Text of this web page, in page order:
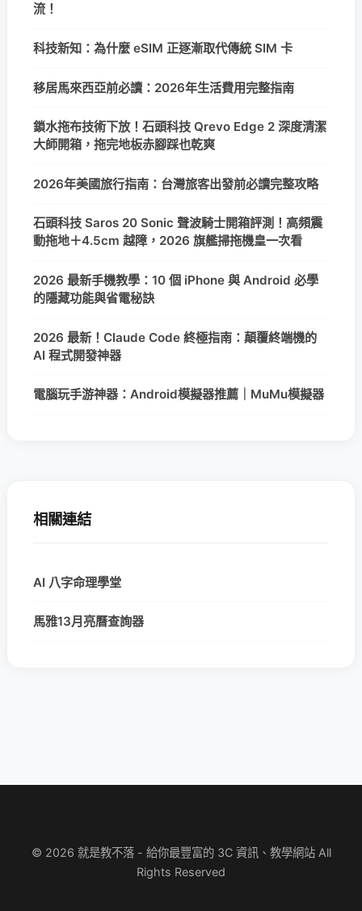
流！
科技新知：為什麼 eSIM 正逐漸取代傳統 SIM 卡
移居馬來西亞前必讀：2026年生活費用完整指南
鎖水拖布技術下放！石頭科技 Qrevo Edge 2 深度清潔
大師開箱，拖完地板赤腳踩也乾爽
2026年美國旅行指南：台灣旅客出發前必讀完整攻略
石頭科技 Saros 20 Sonic 聲波騎士開箱評測！高頻震
動拖地＋4.5cm 越障，2026 旗艦掃拖機皇一次看
2026 最新手機教學：10 個 iPhone 與 Android 必學
的隱藏功能與省電秘訣
2026 最新！Claude Code 終極指南：顛覆終端機的
AI 程式開發神器
電腦玩手游神器：Android模擬器推薦｜MuMu模擬器
相關連結
AI 八字命理學堂
馬雅13月亮曆查詢器
© 2026 就是教不落 - 給你最豐富的 3C 資訊、教學網站 All
Rights Reserved